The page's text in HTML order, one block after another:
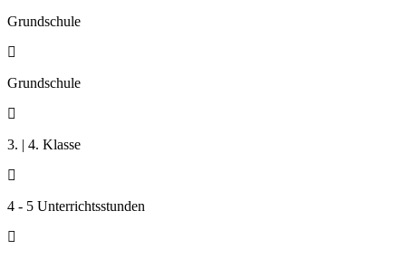
Grundschule

Grundschule

3. | 4. Klasse

4 - 5 Unterrichtsstunden
